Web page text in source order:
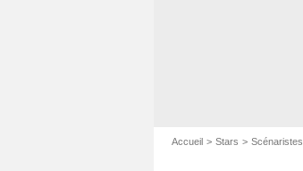
Accueil Stars Scénaristes